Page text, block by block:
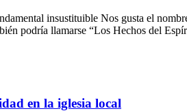
insustituible Nos gusta el
podría llamarse “Los Hechos del
en la iglesia local